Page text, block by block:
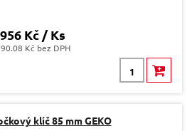
956 Kč / Ks
Kč bez DPH
klíč 85 mm GEKO